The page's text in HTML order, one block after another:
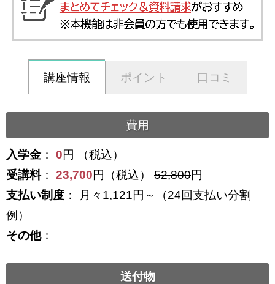
講座情報 ポイント 口コミ
費用
入学金 ： 0円 （税込）
受講料： 23,700円（税込） 52,800円
支払い制度 ： 月々1,121円～（24回支払い分割
例）
その他：
送付物